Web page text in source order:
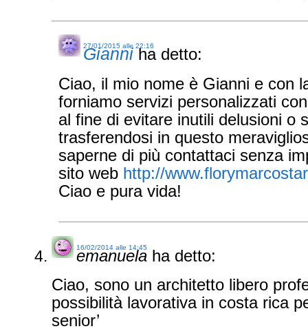
Gianni ha detto:
27/01/2015 alle 22:16
Ciao, il mio nome è Gianni e con
forniamo servizi personalizzati
al fine di evitare inutili delusioni o
trasferendosi in questo
saperne di più contattaci senza
sito web http://
Ciao e pura vida!
emanuela ha detto:
16/02/2014 alle 14:45
Ciao, sono un architetto libero
possibilità lavorativa in costa rica
senior’